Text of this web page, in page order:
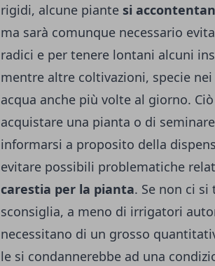
rigidi, alcune piante si
ma sarà comunque necessario
radici e per tenere lontani alcuni
mentre altre coltivazioni, specie
acqua anche più volte al giorno.
acquistare una pianta o di
informarsi a proposito della
evitare possibili problematiche
carestia per la pianta. Se non ci
sconsiglia, a meno di irrigatori
necessitano di un grosso
le si condannerebbe ad una